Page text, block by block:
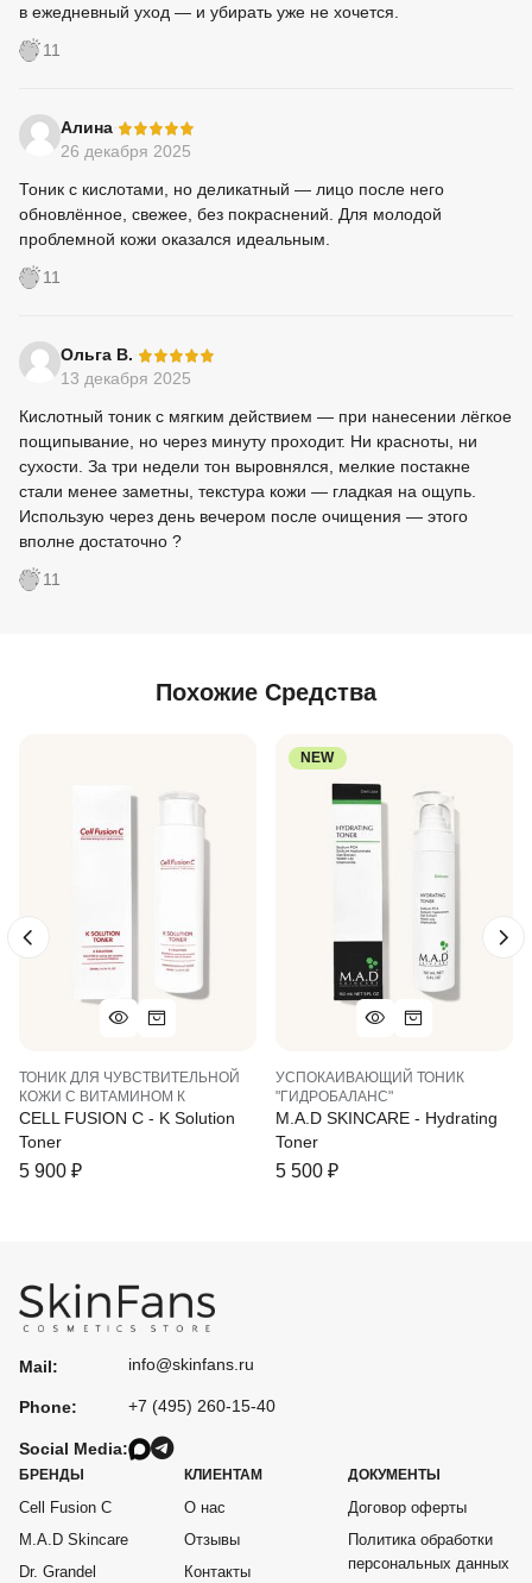
в ежедневный уход — и убирать уже не хочется.
11
Алина
26 декабря 2025
Тоник с кислотами, но деликатный — лицо после него
обновлённое, свежее, без покраснений. Для молодой
проблемной кожи оказался идеальным.
11
Ольга В.
13 декабря 2025
Кислотный тоник с мягким действием — при нанесении лёгкое
пощипывание, но через минуту проходит. Ни красноты, ни
сухости. За три недели тон выровнялся, мелкие постакне
стали менее заметны, текстура кожи — гладкая на ощупь.
Использую через день вечером после очищения — этого
вполне достаточно ?
11
Похожие Средства
ТОНИК ДЛЯ ЧУВСТВИТЕЛЬНОЙ
КОЖИ С ВИТАМИНОМ К
CELL FUSION C - K Solution
Toner
5 900 ₽
NEW
УСПОКАИВАЮЩИЙ ТОНИК
"ГИДРОБАЛАНС"
M.A.D SKINCARE - Hydrating
Toner
5 500 ₽
Mail:
Phone:
Social Media:
info@skinfans.ru
+7 (495) 260-15-40
БРЕНДЫ
Cell Fusion C
M.A.D Skincare
Dr. Grandel
КЛИЕНТАМ
О нас
Отзывы
Контакты
ДОКУМЕНТЫ
Договор оферты
Политика обработки
персональных данных